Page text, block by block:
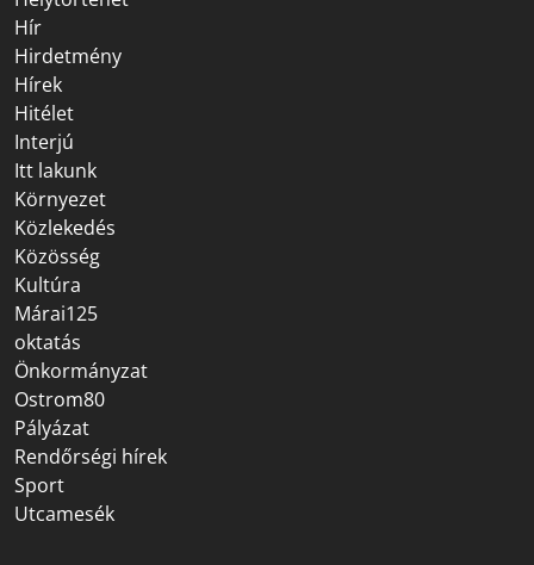
Hír
Hirdetmény
Hírek
Hitélet
Interjú
Itt lakunk
Környezet
Közlekedés
Közösség
Kultúra
Márai125
oktatás
Önkormányzat
Ostrom80
Pályázat
Rendőrségi hírek
Sport
Utcamesék